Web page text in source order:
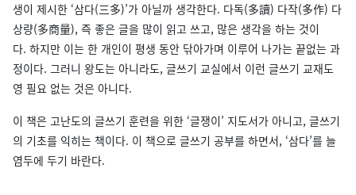
생이 제시한 ‘삼다(三多)’가 아닐까 생각한다. 다독(多讀) 다작(多作) 다
상량(多商量), 즉 좋은 글을 많이 읽고 쓰고, 많은 생각을 하는 것이
다. 하지만 이는 한 개인이 평생 동안 닦아가며 이루어 나가는 끝없는 과
정이다. 그러니 왕도는 아니라도, 글쓰기 교실에서 이런 글쓰기 교재도
영 필요 없는 것은 아니다.
이 책은 고난도의 글쓰기 훈련을 위한 ‘글쟁이’ 지도서가 아니고, 글쓰기
의 기초를 익히는 책이다. 이 책으로 글쓰기 공부를 하면서, ‘삼다’를 늘
염두에 두기 바란다.